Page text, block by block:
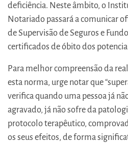
deficiência. Neste âmbito, o
Notariado passará a comunicar
de Supervisão de Seguros e
certificados de óbito dos
Para melhor compreensão da
esta norma, urge notar que
verifica quando uma pessoa já
agravado, já não sofre da
protocolo terapêutico,
os seus efeitos, de forma